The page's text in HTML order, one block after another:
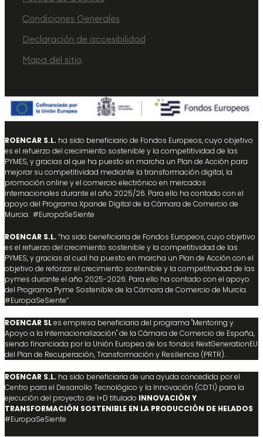
Condiciones Generales
Declaración de accesibilidad
Mapa del sitio
ROENCAR S.L. ha sido beneficiario de Fondos Europeos, cuyo objetivo
es el refuerzo del crecimiento sostenible y la competitividad de las
PYMES, y gracias al que ha puesto en marcha un Plan de Acción para
mejorar su competitividad mediante la transformación digital, la
promoción online y el comercio electrónico en mercados
internacionales durante el año 2025/26. Para ello ha contado con el
apoyo del Programa Xpande Digital de la Cámara de Comercio de
Murcia. #EuropaSeSiente
ROENCAR S.L. “ha sido beneficiaria de Fondos Europeos, cuyo objetivo
es el refuerzo del crecimiento sostenible y la competitividad de las
PYMES, y gracias al cual ha puesto en marcha un Plan de Acción con el
objetivo de reforzar el crecimiento sostenible y la competitividad de las
pymes durante el año 2025-2026. Para ello ha contado con el apoyo
del Programa Pyme Sostenible de la Cámara de Comercio de Murcia.
#EuropaSeSiente”
ROENCAR SLes empresa beneficiaria del programa "Mentoring y
Apoyo a la Internacionalización" de la Cámara de Comercio de España,
siendo financiada por la Unión Europea de los fondos NextGenerationEU
del Plan de Recuperación, Transformación y Resiliencia (PRTR).
ROENCAR S.L. ha sido beneficiaria de una ayuda concedida por el
Centro para el Desarrollo Tecnológico y la Innovación (CDTI) para la
ejecución del proyecto de I+D titulado INNOVACIÓN Y
TRANSFORMACIÓN SOSTENIBLE EN LA PRODUCCIÓN DE HELADOS
#EuropaSeSiente